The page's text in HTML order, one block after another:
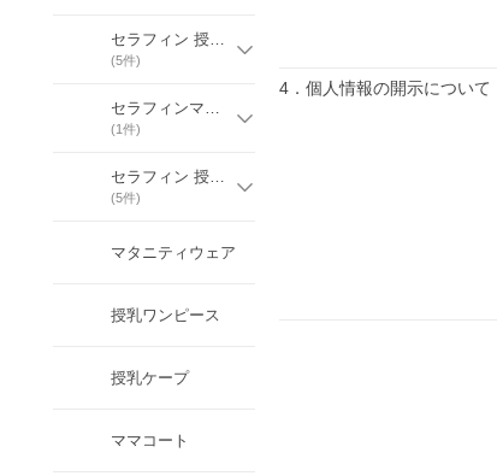
セラフィン 授乳服・授乳ワンピース
(5件)
セラフィンマタニティウェア
(1件)
セラフィン 授乳ケープ
(5件)
マタニティウェア
授乳ワンピース
授乳ケープ
ママコート
4．個人情報の開示について